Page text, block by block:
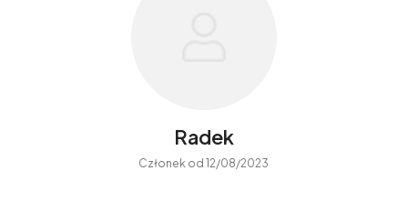
Radek
Członek od 12/08/2023